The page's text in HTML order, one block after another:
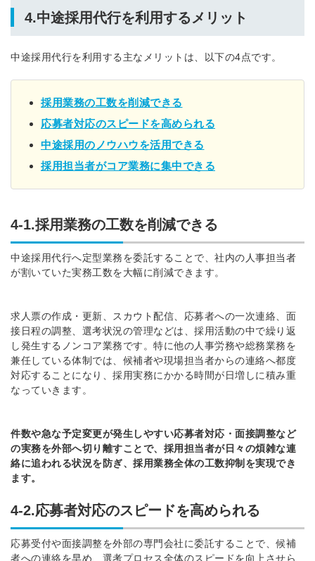
4.中途採用代行を利用するメリット
中途採用代行を利用する主なメリットは、以下の4点です。
採用業務の工数を削減できる
応募者対応のスピードを高められる
中途採用のノウハウを活用できる
採用担当者がコア業務に集中できる
4-1.採用業務の工数を削減できる
中途採用代行へ定型業務を委託することで、社内の人事担当者
が割いていた実務工数を大幅に削減できます。
求人票の作成・更新、スカウト配信、応募者への一次連絡、面
接日程の調整、選考状況の管理などは、採用活動の中で繰り返
し発生するノンコア業務です。特に他の人事労務や総務業務を
兼任している体制では、候補者や現場担当者からの連絡へ都度
対応することになり、採用実務にかかる時間が日増しに積み重
なっていきます。
件数や急な予定変更が発生しやすい応募者対応・面接調整など
の実務を外部へ切り離すことで、採用担当者が日々の煩雑な連
絡に追われる状況を防ぎ、採用業務全体の工数抑制を実現でき
ます。
4-2.応募者対応のスピードを高められる
応募受付や面接調整を外部の専門会社に委託することで、候補
者への連絡を早め、選考プロセス全体のスピードを向上させら